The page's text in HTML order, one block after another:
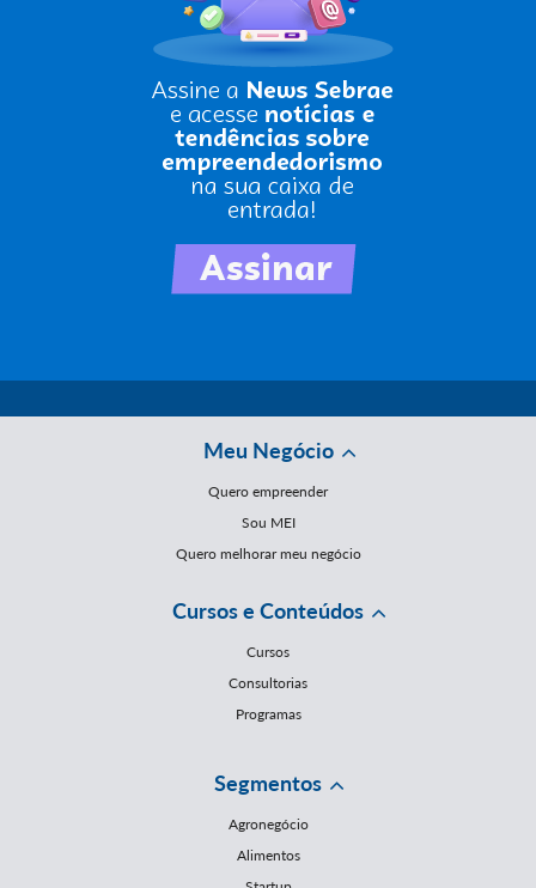
Meu Negócio
Quero empreender
Sou MEI
Quero melhorar meu negócio
Cursos e Conteúdos
Cursos
Consultorias
Programas
Segmentos
Agronegócio
Alimentos